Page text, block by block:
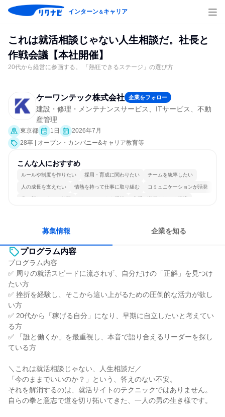
インターン＆キャリア
これは就活相談じゃない人生相談だ。社長と
作戦会議【本社開催】
20代から経営に参画する。 「熱狂できるステージ」の選び方
ケーワンテック株式会社 企業をフォロー
建設・修理・メンテナンスサービス、ITサービス、不動
産管理
東京都 1日
2026年7月
28卒 | オープン・カンパニー&キャリア教育等
こんな人におすすめ
ルールや制度を作りたい 採用・育成に関わりたい チームを統率したい
人の成長を支えたい 情熱を持って仕事に取り組む コミュニケーションが活発
常に新しいものに挑戦 チームワークを重視 若手が裁量を持てる環境
募集情報 企業を知る
プログラム内容
プログラム内容
✅ 周りの就活スピードに流されず、自分だけの「正解」を見つけ
たい方
✅ 挫折を経験し、そこから這い上がるための圧倒的な活力が欲し
い方
✅ 20代から「稼げる自分」になり、早期に自立したいと考えてい
る方
✅ 「誰と働くか」を最重視し、本音で語り合えるリーダーを探し
ている方
＼これは就活相談じゃない、人生相談だ／
「今のままでいいのか？」という、答えのない不安。
それを解消するのは、就活サイトのテクニックではありません。
自らの拳と意志で道を切り拓いてきた、一人の男の生き様です。